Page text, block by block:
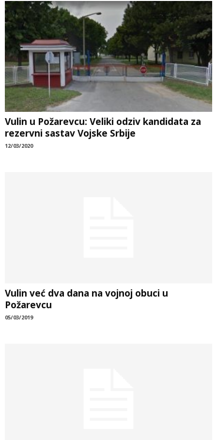
Vulin u Požarevcu: Veliki odziv kandidata za
rezervni sastav Vojske Srbije
12/03/2020
Vulin već dva dana na vojnoj obuci u
Požarevcu
05/03/2019